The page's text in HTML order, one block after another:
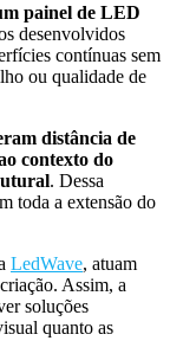
painel de LED
desenvolvidos
contínuas sem
ou qualidade de
distância de
contexto do
. Dessa
toda a extensão do
LedWave, atuam
Assim, a
soluções
quanto as